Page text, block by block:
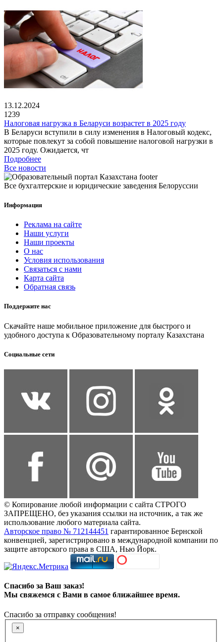
13.12.2024
1239
Налоговая нагрузка в Беларуси возрастет в 2025 году
В Беларуси вступили в силу изменения в Налоговый кодекс,
которые повлекут за собой повышение налоговой нагрузки в
2025 году. Ожидается, чт
Подробнее
Все новости
Все бухгалтерские и юридические заведения Белоруссии
Информация
Реклама на сайте
Наши услуги
Наши проекты
О нас
Условия использования
Связаться с нами
Карта сайта
Обратная связь
Поддержите нас
Скачайте наше мобильное приложение для быстрого и
удобного доступа к Образовательному порталу Казахстана
Социальные сети
© Копирование любой информации с сайта СТРОГО
ЗАПРЕЩЕНО, без указания ссылки на источник, а так же
использование любого материала сайта.
Авторское право № 712144451 гарантированное Бернской
конвенцией, зарегистрировано в международной компании по
защите авторского права в США, Нью Йорк.
Спасибо за Ваш заказ!
Мы свяжемся с Вами в самое ближайшее время.
Спасибо за отправку сообщения!
×